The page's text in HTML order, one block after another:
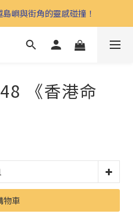
嶼與街角的靈感碰撞！
《香港命
物車